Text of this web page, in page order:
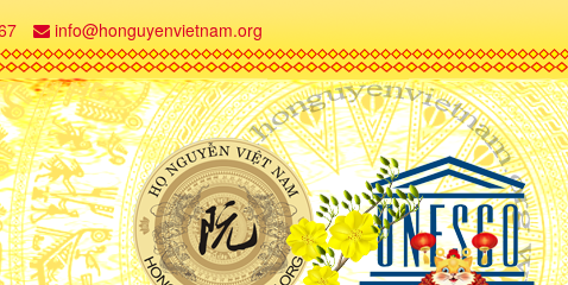
info@honguyenvietnam.org